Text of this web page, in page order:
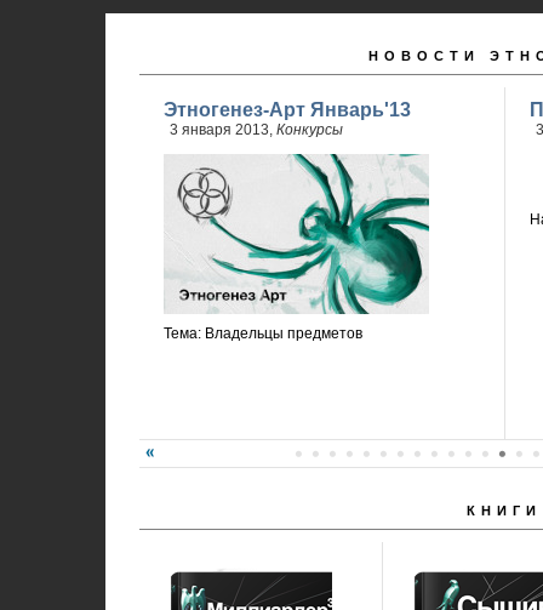
НОВОСТИ
Этногенез-Арт Январь'13
3 января 2013, Конкурсы
Тема: Владельцы предметов
КНИГИ